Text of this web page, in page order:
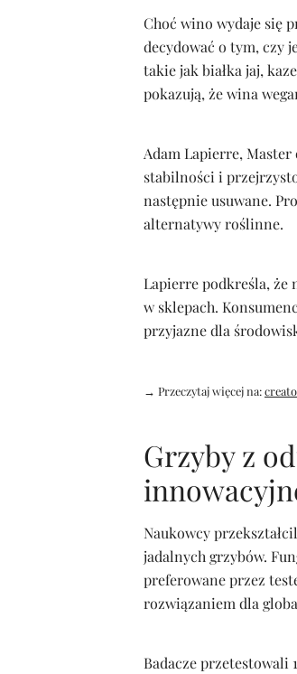
Choć wino wydaje się
decydować o tym, czy
takie jak białka jaj,
pokazują, że wina
Adam Lapierre,
stabilności i
następnie usuwane.
alternatywy roślinne.
Lapierre podkreśla, że
w sklepach.
przyjazne dla
→ Przeczytaj więcej na:
Grzyby z
Naukowcy
jadalnych grzybów.
preferowane przez
rozwiązaniem dla
Badacze przetestowali